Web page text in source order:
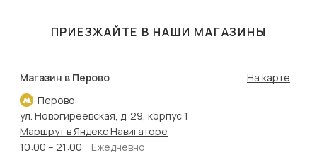
ПРИЕЗЖАЙТЕ В НАШИ МАГАЗИНЫ
Магазин в Перово
Перово
На карте
ул. Новогиреевская, д. 29, корпус 1
Маршрут в Яндекс Навигаторе
10:00 – 21:00
Ежедневно